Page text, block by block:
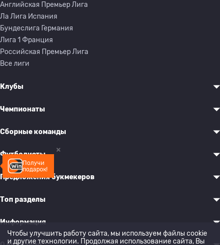
Получи
подарок!
Английская Премьер Лига
Ла Лига Испания
Бундеслига Германия
Лига 1 Франция
Российская Премьер Лига
Все лиги
Клубы
Чемпионаты
Сборные команды
Футболисты
Предложения букмекеров
Топ разделы
Информация
Чтобы улучшить работу сайта, мы используем файлы cookie
и другие технологии. Продолжая использование сайта, Вы